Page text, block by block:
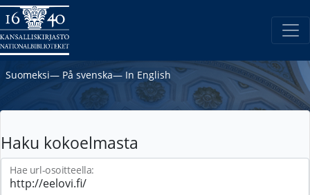
Suomeksi― På svenska― In English
Haku kokoelmasta
Hae url-osoitteella: